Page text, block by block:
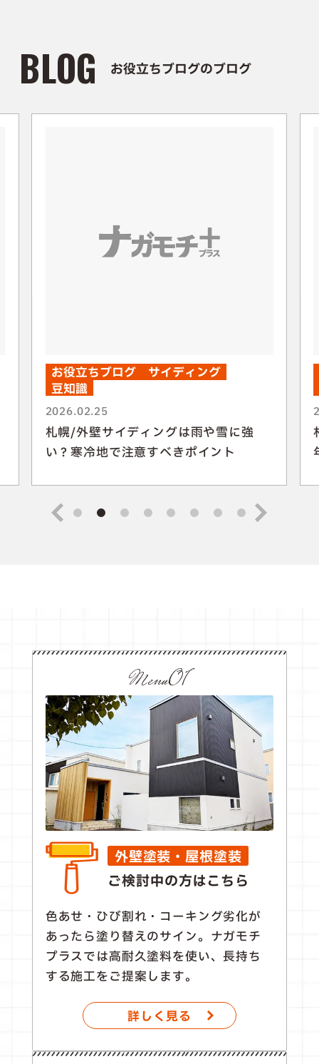
BLOG お役立ちブログのブログ
お役立ちブログ
サイディング
豆知識
2026.02.25
札幌/外壁サイディングは雨や雪に強
い？寒冷地で注意すべきポイント
Menu01
外壁塗装・屋根塗装
ご検討中の方はこちら
色あせ・ひび割れ・コーキング劣化が
あったら塗り替えのサイン。ナガモチ
プラスでは高耐久塗料を使い、長持ち
する施工をご提案します。
詳しく見る